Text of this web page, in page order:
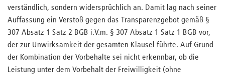
verständlich, sondern widersprüchlich an. Damit lag nach seiner
Auffassung ein Verstoß gegen das Transparenzgebot gemäß §
307 Absatz 1 Satz 2 BGB i.V.m. § 307 Absatz 1 Satz 1 BGB vor,
der zur Unwirksamkeit der gesamten Klausel führte. Auf Grund
der Kombination der Vorbehalte sei nicht erkennbar, ob die
Leistung unter dem Vorbehalt der Freiwilligkeit (ohne